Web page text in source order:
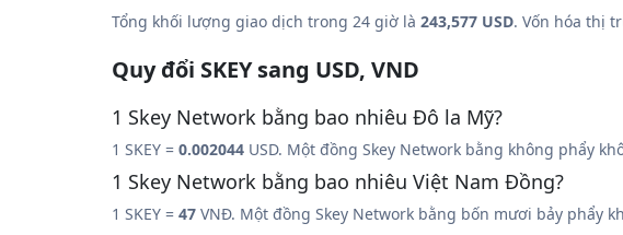
Tổng khối lượng giao dịch trong 24 giờ là 243,577 USD. Vốn hóa thị
Quy đổi SKEY sang USD, VND
1 Skey Network bằng bao nhiêu Đô la Mỹ?
1 SKEY = 0.002044 USD. Một đồng Skey Network bằng không phẩy
1 Skey Network bằng bao nhiêu Việt Nam Đồng?
1 SKEY = 47 VNĐ. Một đồng Skey Network bằng bốn mươi bảy phẩy